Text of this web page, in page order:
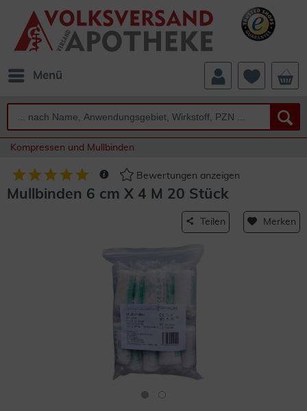
Menü
Kompressen und Mullbinden
Bewertungen anzeigen
Mullbinden 6 cm X 4 M 20 Stück
Teilen Merken